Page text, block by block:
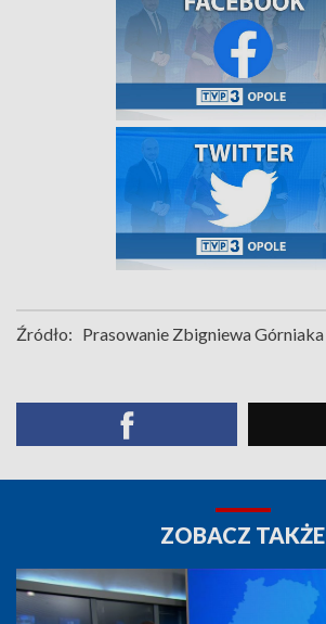
Źródło: Prasowanie Zbigniewa Górniaka
ZOBACZ TAKŻE